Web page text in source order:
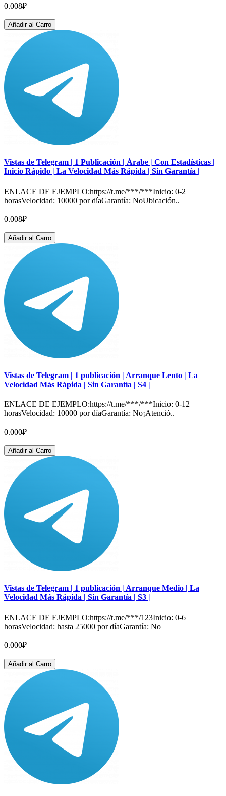
0.008₽
Añadir al Carro
Vistas de Telegram | 1 Publicación | Árabe | Con Estadísticas |
Inicio Rápido | La Velocidad Más Rápida | Sin Garantía |
ENLACE DE EJEMPLO:https://t.me/***/***Inicio: 0-2
horasVelocidad: 10000 por díaGarantía: NoUbicación..
0.008₽
Añadir al Carro
Vistas de Telegram | 1 publicación | Arranque Lento | La
Velocidad Más Rápida | Sin Garantía | S4 |
ENLACE DE EJEMPLO:https://t.me/***/***Inicio: 0-12
horasVelocidad: 10000 por díaGarantía: No¡Atenció..
0.000₽
Añadir al Carro
Vistas de Telegram | 1 publicación | Arranque Medio | La
Velocidad Más Rápida | Sin Garantía | S3 |
ENLACE DE EJEMPLO:https://t.me/***/123Inicio: 0-6
horasVelocidad: hasta 25000 por díaGarantía: No
0.000₽
Añadir al Carro